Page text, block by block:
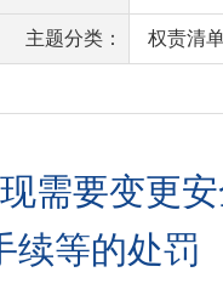
主题分类： 权责清
需要变更
续等的处罚